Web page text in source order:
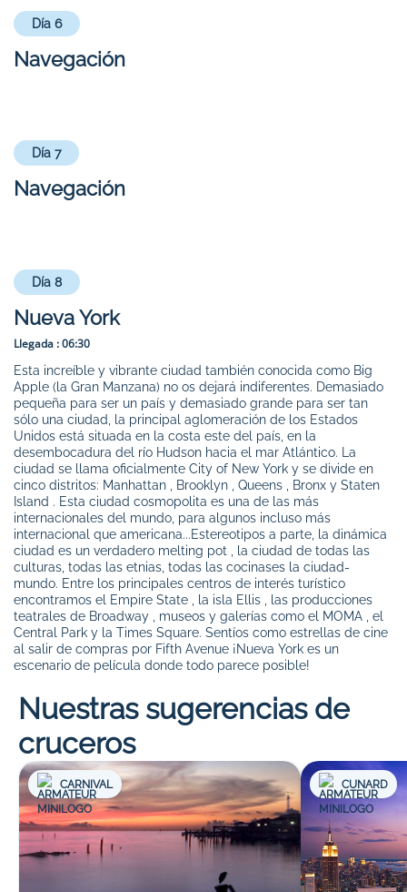
Día 6
Navegación
Día 7
Navegación
Día 8
Nueva York
Llegada :06:30
Esta increíble y vibrante ciudad también conocida como Big
Apple (la Gran Manzana) no os dejará indiferentes. Demasiado
pequeña para ser un país y demasiado grande para ser tan
sólo una ciudad, la principal aglomeración de los Estados
Unidos está situada en la costa este del país, en la
desembocadura del río Hudson hacia el mar Atlántico. La
ciudad se llama oficialmente City of New York y se divide en
cinco distritos: Manhattan , Brooklyn , Queens , Bronx y Staten
Island . Esta ciudad cosmopolita es una de las más
internacionales del mundo, para algunos incluso más
internacional que americana...Estereotipos a parte, la dinámica
ciudad es un verdadero melting pot , la ciudad de todas las
culturas, todas las etnias, todas las cocinases la ciudad-
mundo. Entre los principales centros de interés turístico
encontramos el Empire State , la isla Ellis , las producciones
teatrales de Broadway , museos y galerías como el MOMA , el
Central Park y la Times Square. Sentíos como estrellas de cine
al salir de compras por Fifth Avenue ¡Nueva York es un
escenario de película donde todo parece posible!
Nuestras sugerencias de
cruceros
CARNIVAL CUNARD